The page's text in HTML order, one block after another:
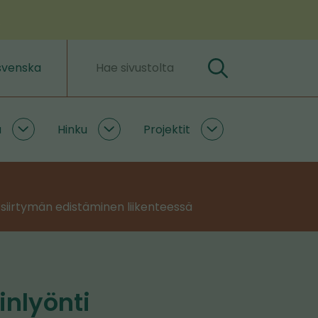
Hakusanat Hae
Ilmastoratkaisuja
Hinku
Hinku
Projektit
Projektit
edistäminen liikenteessä